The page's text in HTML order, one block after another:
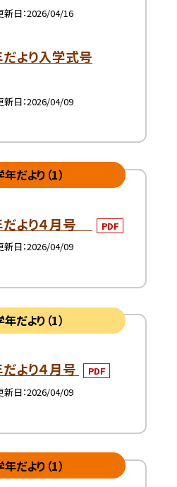
新日 2026/04/16
より入学式号
新日 2026/04/09
だより（1）
より４月号
PDF
新日 2026/04/09
だより（1）
より４月号
PDF
新日 2026/04/09
だより（1）